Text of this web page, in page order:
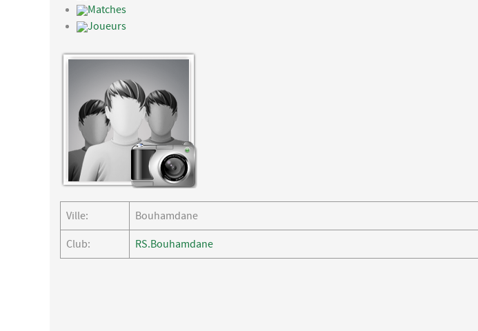
Matches
Joueurs
Ville: Bouhamdane
Club: RS.Bouhamdane